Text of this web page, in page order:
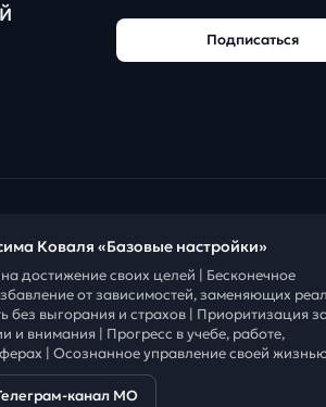
Подписаться
Коваля «Базовые настройки»
достижение своих целей | Бесконечное
от зависимостей, заменяющих
без выгорания и страхов | Приоритизация
и внимания | Прогресс в учебе, работе,
| Осознанное управление своей
канал МО